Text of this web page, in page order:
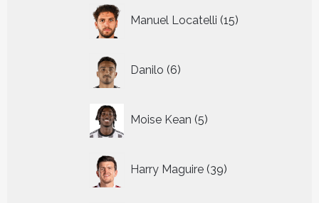
Manuel Locatelli 15
producten
Danilo 6
producten
Moise Kean 5
producten
Harry Maguire 39
producten